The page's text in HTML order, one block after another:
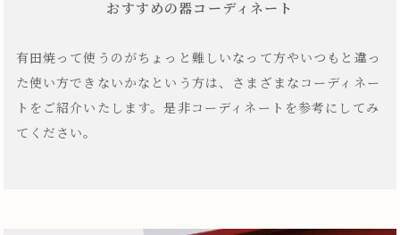
おすすめの器コーディネート
有田焼って使うのがちょっと難しいなって方やいつもと違っ
た使い方できないかなという方は、さまざまなコーディネー
トをご紹介いたします。是非コーディネートを参考にしてみ
てください。